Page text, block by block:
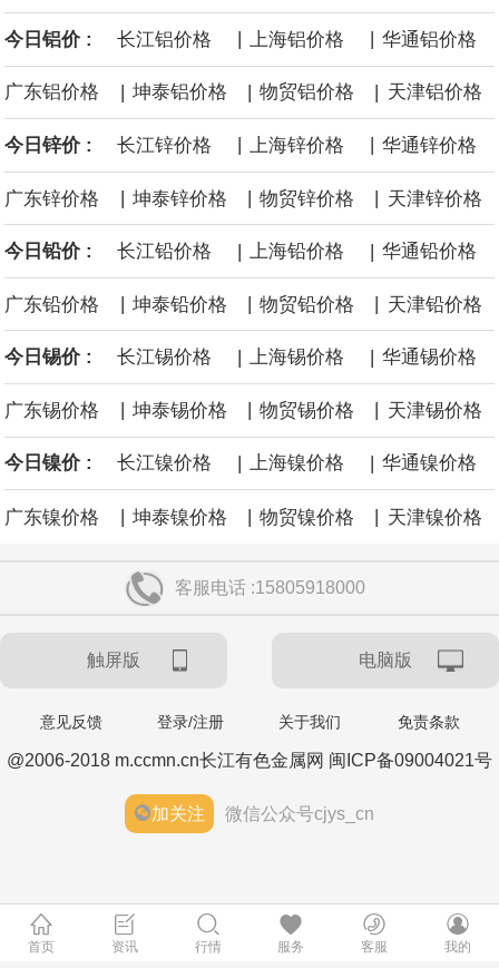
供支撑，同时投资者正等待美国非农就业数据，以寻找美国利率前
景的线索。StoneX高级分析师马特·辛普森表示，中东和平前景改善
令市场通胀预期下降，推动黄金价格从此前持续数周、位于4000美
元上方的盘整区间中进一步上涨。
必和必拓港口联合工会：必和必拓西澳大利亚铁矿石业务的工人已
通知，将于8月9日实施24小时停工。
今日铝价 : 长江铝价格 上海铝价格 华通铝价格
广东铝价格 | 坤泰铝价格 | 物贸铝价格 | 天津铝价格
今日锌价 : 长江锌价格 上海锌价格 华通锌价格
广东锌价格 | 坤泰锌价格 | 物贸锌价格 | 天津锌价格
今日铅价 : 长江铅价格 | 上海铅价格 | 华通铅价格
广东铅价格 坤泰铅价格 物贸铅价格 天津铅价格
今日锡价 : 长江锡价格 | 上海锡价格 | 华通锡价格
广东锡价格 坤泰锡价格 物贸锡价格 天津锡价格
今日镍价 : 长江镍价格 | 上海镍价格 | 华通镍价格
广东镍价格 | 坤泰镍价格 | 物贸镍价格 | 天津镍价格
客服电话 :15805918000
触屏版 电脑版
意见反馈 登录/注册 关于我们 免责条款
@2006-2018 m.ccmn.cn长江有色金属网 闽ICP备09004021号
加关注 微信公众号cjys_cn
首页 资讯 行情 服务 客服 我的